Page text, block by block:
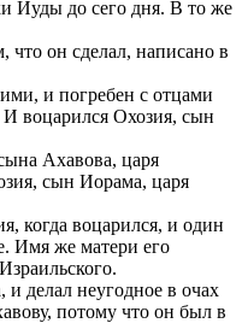
Иуды до сего дня. В то же
что он сделал, написано в
и погребен с отцами
воцарился Охозия, сын
Ахавова, царя
сын Иорама, царя
когда воцарился, и один
Имя же матери его
делал неугодное в очах
потому что он был в